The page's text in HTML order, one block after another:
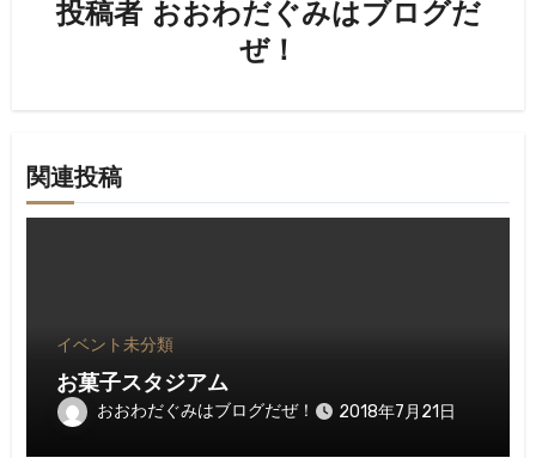
シ
投稿者 おおわだぐみはブログだ
ぜ！
関連投稿
イベント未分類
お菓子スタジアム
おおわだぐみはブログだぜ！ 2018年7月21日